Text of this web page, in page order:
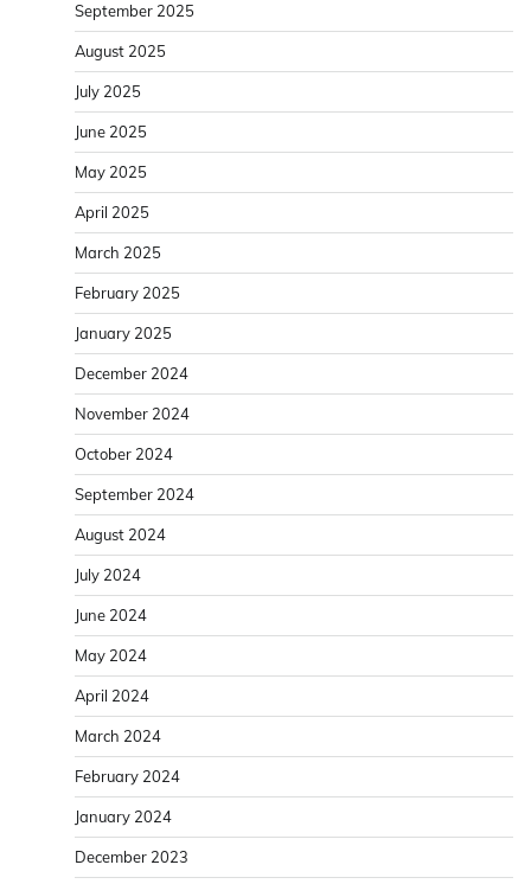
September 2025
August 2025
July 2025
June 2025
May 2025
April 2025
March 2025
February 2025
January 2025
December 2024
November 2024
October 2024
September 2024
August 2024
July 2024
June 2024
May 2024
April 2024
March 2024
February 2024
January 2024
December 2023